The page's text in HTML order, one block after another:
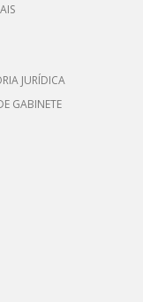
JURÍDICA
GABINETE